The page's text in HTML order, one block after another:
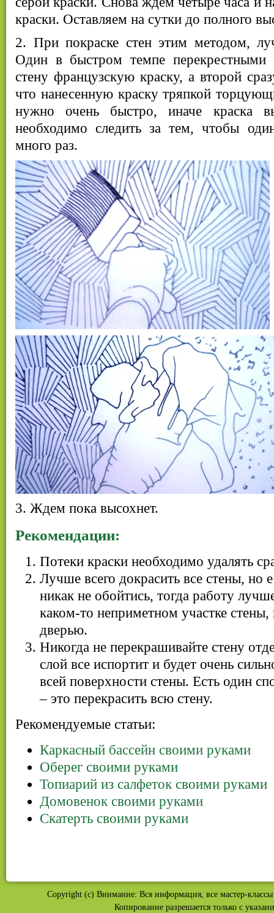
краски. Оставляем на сутки до полного
2. При покраске стен этим методом,
Один в быстром темпе перекрестными
стену французскую краску, а второй
что нанесенную краску тряпкой
нужно очень быстро, иначе краска
необходимо следить за тем, чтобы
много раз.
3. Ждем пока высохнет.
Рекомендации:
Потеки краски необходимо удалять
Лучше всего докрасить все стены, но
никак не обойтись, тогда работу
каком-то неприметном участке
дверью.
Никогда не перекрашивайте стену
слой все испортит и будет очень
всей поверхности стены. Есть один
– это перекрасить всю стену.
Рекомендуемые статьи:
Каркасный бассейн своими руками
Оберег своими руками
Топиарий из салфеток своими руками
Домовенок своими руками
Скатерть своими руками
Copyright (c) Внимание: Вся информация, все мастер-
Копирование разрешается только с